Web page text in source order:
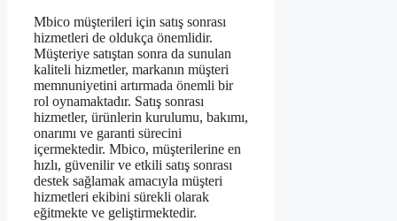
Mbico müşterileri için satış sonrası
hizmetleri de oldukça önemlidir.
Müşteriye satıştan sonra da sunulan
kaliteli hizmetler, markanın müşteri
memnuniyetini artırmada önemli bir
rol oynamaktadır. Satış sonrası
hizmetler, ürünlerin kurulumu, bakımı,
onarımı ve garanti sürecini
içermektedir. Mbico, müşterilerine en
hızlı, güvenilir ve etkili satış sonrası
destek sağlamak amacıyla müşteri
hizmetleri ekibini sürekli olarak
eğitmekte ve geliştirmektedir.